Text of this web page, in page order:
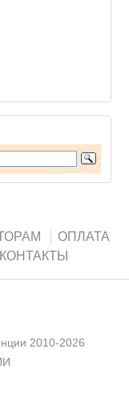
ОПЛАТА
КОНТАКТЫ
2010-2026